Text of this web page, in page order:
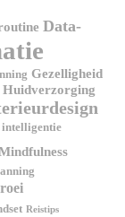
Data-
Gezelligheid
Huidverzorging
Reistips